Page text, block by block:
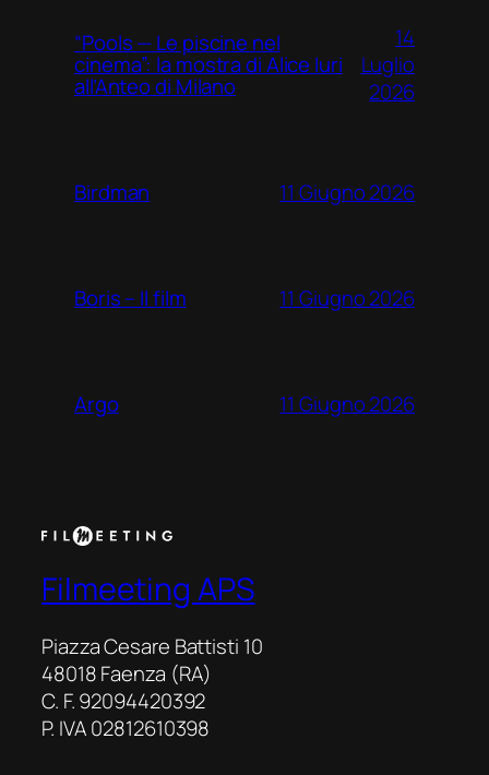
“Pools — Le piscine nel
cinema”: la mostra di Alice Iuri
all’Anteo di Milano
14
Luglio
2026
Birdman 11 Giugno 2026
Boris – Il film 11 Giugno 2026
Argo 11 Giugno 2026
Filmeeting APS
Piazza Cesare Battisti 10
48018 Faenza (RA)
C. F. 92094420392
P. IVA 02812610398